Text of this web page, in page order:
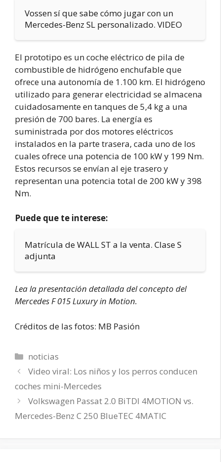
Vossen sí que sabe cómo jugar con un
Mercedes-Benz SL personalizado. VIDEO
El prototipo es un coche eléctrico de pila de
combustible de hidrógeno enchufable que
ofrece una autonomía de 1.100 km. El hidrógeno
utilizado para generar electricidad se almacena
cuidadosamente en tanques de 5,4 kg a una
presión de 700 bares. La energía es
suministrada por dos motores eléctricos
instalados en la parte trasera, cada uno de los
cuales ofrece una potencia de 100 kW y 199 Nm.
Estos recursos se envían al eje trasero y
representan una potencia total de 200 kW y 398
Nm.
Puede que te interese:
Matrícula de WALL ST a la venta. Clase S
adjunta
Lea la presentación detallada del concepto del
Mercedes F 015 Luxury in Motion.
Créditos de las fotos: MB Pasión
Categorías
noticias
Video viral: Los niños y los perros conducen
coches mini-Mercedes
Volkswagen Passat 2.0 BiTDI 4MOTION vs.
Mercedes-Benz C 250 BlueTEC 4MATIC